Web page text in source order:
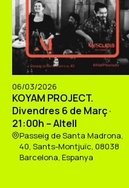
06/03/2026
KOYAM PROJECT.
Divendres 6 de Març ·
21:00h – Altell
Passeig de Santa Madrona,
40, Sants-Montjuïc, 08038
Barcelona, Espanya